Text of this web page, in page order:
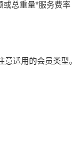
或总重量*服务费率
意适用的会员类型